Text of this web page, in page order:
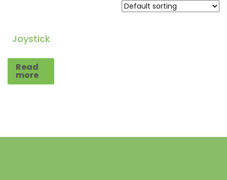
Joystick
Read
more